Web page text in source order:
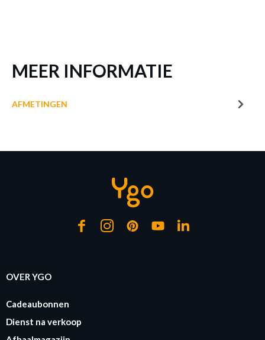
MEER INFORMATIE
AFMETINGEN
Prijs per stuk, incl. btw en excl. verzendkosten
GA NAAR WINKELMANDJE
OVER YGO
Cadeaubonnen
Dienst na verkoop